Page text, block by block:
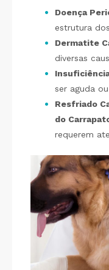
Doença
estrutura
Dermatite
diversas
ser aguda
Resfriado
do
requerem